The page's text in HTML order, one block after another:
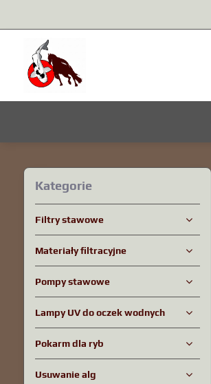
Kategorie
Filtry stawowe
Materiały filtracyjne
Pompy stawowe
Lampy UV do oczek wodnych
Pokarm dla ryb
Usuwanie alg